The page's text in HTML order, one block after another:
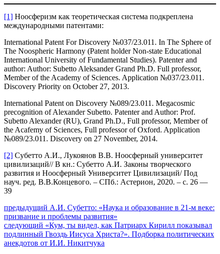
[1] Ноосферизм как теоретическая система подкреплена
международными патентами:
International Patent For Discovery №037/23.011. In The Sphere of
The Noospheric Harmony (Patent holder Non-state Educational
International University of Fundamental Studies). Patenter and
author: Author: Subetto Aleksander Grand Ph.D. Full professor,
Member of the Academy of Sciences. Application №037/23.011.
Discovery Priority on October 27, 2013.
International Patent on Discovery №089/23.011. Megacosmic
precognition of Alexander Subetto. Patenter and Author: Prof.
Subetto Alexander (RU), Grand Ph.D., Full professor, Member of
the Acafemy of Sciences, Full professor of Oxford. Application
№089/23.011. Discovery on 27 November, 2014.
[2] Субетто А.И., Лукоянов В.В. Ноосферный университет
цивилизаций// В кн.: Субетто А.И. Законы творческого
развития и Ноосферный Университет Цивилизаций/ Под
науч. ред. В.В.Концевого. – СПб.: Астерион, 2020. – с. 26 —
39
Навигация
по
записям
предыдущий Предыдущий
пост:
А.И. Субетто: «Наука и образование в 21-м веке:
призвание и проблемы развития»
следующий Следующее
сообщение:
«Кум, ты видел, как Патриарх Кирилл показывал
подлинный Гвоздь Иисуса Христа?». Подборка политических
анекдотов от И.И. Никитчука